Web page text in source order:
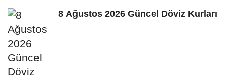
8 Ağustos 2026 Güncel Döviz Kurları